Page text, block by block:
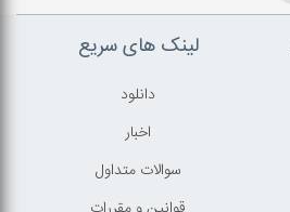
لینک های سریع
دانلود
اخبار
سوالات متداول